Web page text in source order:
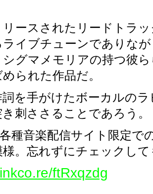
ースされたリードトラ
ライブチューンでありな
シグマメモリアの持つ彼
られた作品だ。
詞を手がけたボーカルの
刺ささることであろう。
種音楽配信サイト限定で
様。忘れずにチェックし
ftRxqzdg